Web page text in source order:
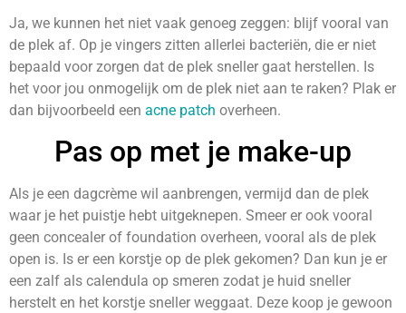
Ja, we kunnen het niet vaak genoeg zeggen: blijf vooral van
de plek af. Op je vingers zitten allerlei bacteriën, die er niet
bepaald voor zorgen dat de plek sneller gaat herstellen. Is
het voor jou onmogelijk om de plek niet aan te raken? Plak er
dan bijvoorbeeld een acne patch overheen.
Pas op met je make-up
Als je een dagcrème wil aanbrengen, vermijd dan de plek
waar je het puistje hebt uitgeknepen. Smeer er ook vooral
geen concealer of foundation overheen, vooral als de plek
open is. Is er een korstje op de plek gekomen? Dan kun je er
een zalf als calendula op smeren zodat je huid sneller
herstelt en het korstje sneller weggaat. Deze koop je gewoon